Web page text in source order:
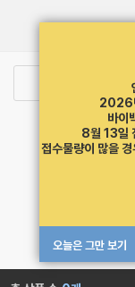
2026
바이
8월 13일
접수물량이 많을
오늘은 그만 보기
고객센터 1544-
MATOM16